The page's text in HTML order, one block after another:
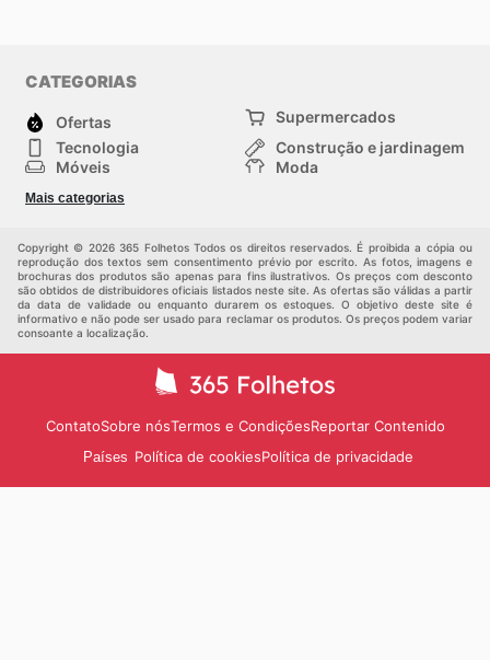
CATEGORIAS
Ofertas
Supermercados
Tecnologia
Construção e jardinagem
Móveis
Moda
Crianças
Mais categorias
Copyright © 2026 365 Folhetos Todos os direitos reservados. É proibida a cópia ou
reprodução dos textos sem consentimento prévio por escrito. As fotos, imagens e
brochuras dos produtos são apenas para fins ilustrativos. Os preços com desconto
são obtidos de distribuidores oficiais listados neste site. As ofertas são válidas a partir
da data de validade ou enquanto durarem os estoques. O objetivo deste site é
informativo e não pode ser usado para reclamar os produtos. Os preços podem variar
consoante a localização.
ContatoSobre nósTermos e CondiçõesReportar Contenido
Países Política de cookiesPolítica de privacidade